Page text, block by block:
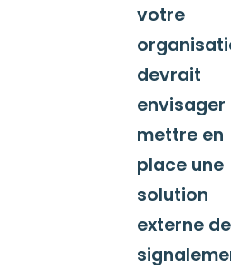
votre
devrait
envisager
mettre en
place une
solution
externe de